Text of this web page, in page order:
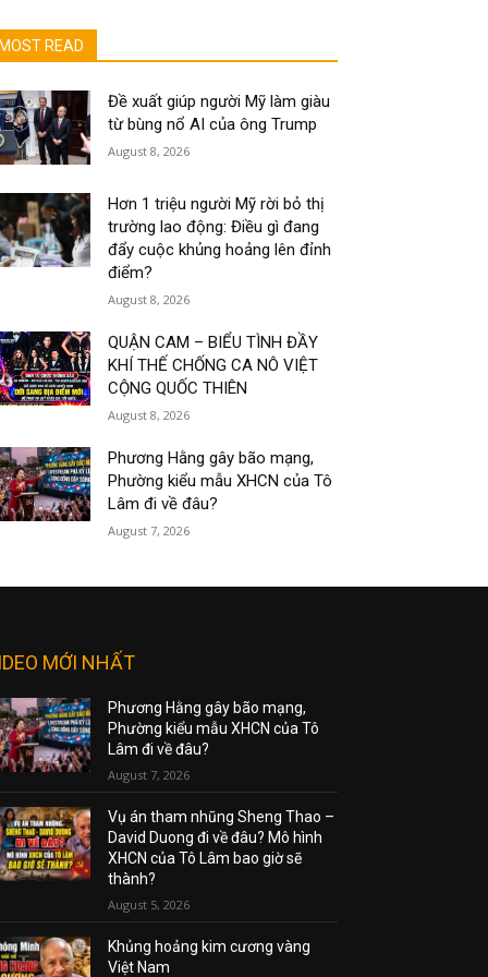
MOST READ
Đề xuất giúp người Mỹ làm giàu
từ bùng nổ AI của ông Trump
August 8, 2026
Hơn 1 triệu người Mỹ rời bỏ thị
trường lao động: Điều gì đang
đẩy cuộc khủng hoảng lên đỉnh
điểm?
August 8, 2026
QUẬN CAM – BIỂU TÌNH ĐẦY
KHÍ THẾ CHỐNG CA NÔ VIỆT
CỘNG QUỐC THIÊN
August 8, 2026
Phương Hằng gây bão mạng,
Phường kiểu mẫu XHCN của Tô
Lâm đi về đâu?
August 7, 2026
MỚI NHẤT
Phương Hằng gây bão mạng,
Phường kiểu mẫu XHCN của Tô
Lâm đi về đâu?
August 7, 2026
Vụ án tham nhũng Sheng Thao –
David Duong đi về đâu? Mô hình
XHCN của Tô Lâm bao giờ sẽ
thành?
August 5, 2026
Khủng hoảng kim cương vàng
Việt Nam